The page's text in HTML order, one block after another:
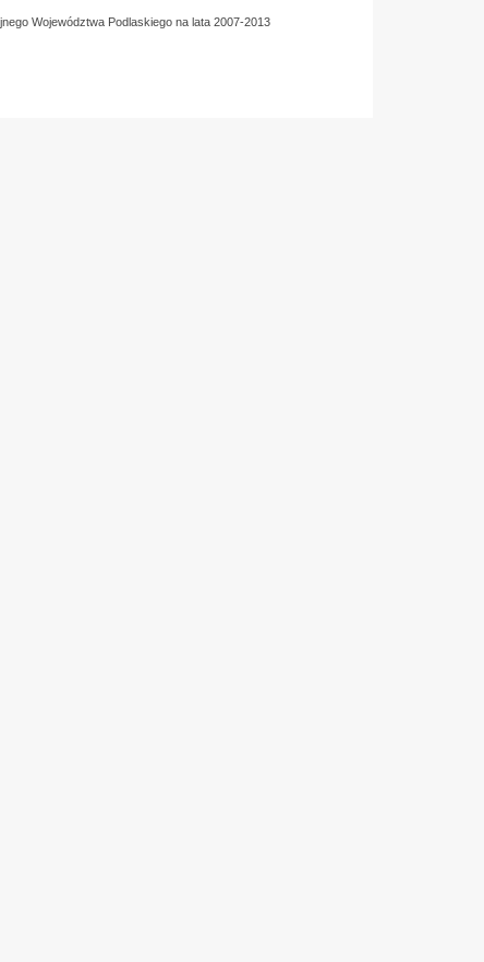
Województwa Podlaskiego na lata 2007-2013